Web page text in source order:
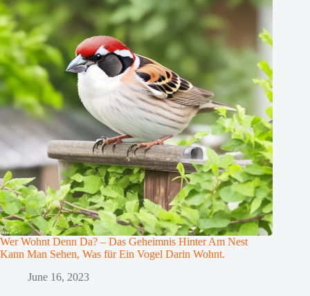
Wer Wohnt Denn Da? – Das Geheimnis Hinter Am Nest
Kann Man Sehen, Was für Ein Vogel Darin Wohnt.
June 16, 2023